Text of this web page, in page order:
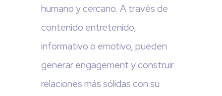
humano y cercano. A través de
contenido entretenido,
informativo o emotivo, pueden
generar engagement y construir
relaciones más sólidas con su